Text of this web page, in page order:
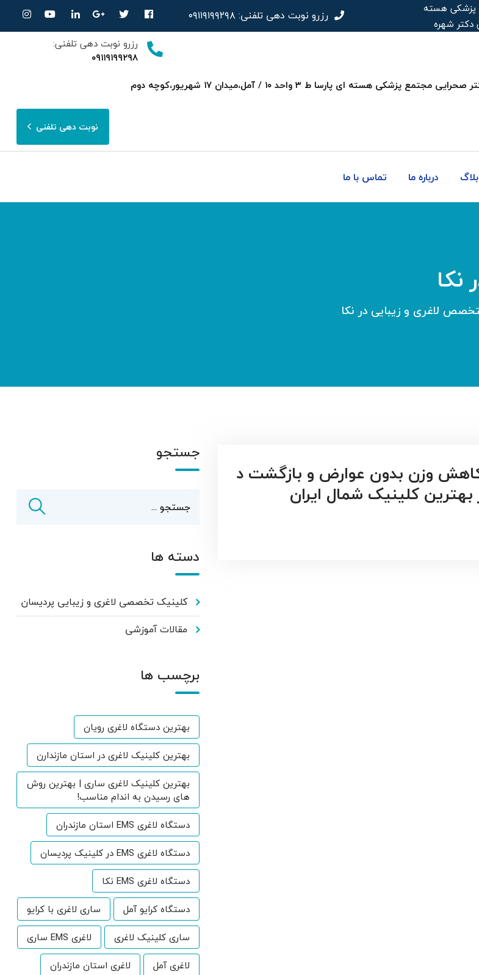
پزشکی هسته
رزرو نوبت دهی تلفنی:۰۹۱۱۹۱۹۹۲۹۸
رزرو نوبت دهی تلفنی:
۰۹۱۱۹۱۹۹۲۹۸
ساری،بلوار امیرمازندرانی روبرویی داروخانه‌ دکتر صحرایی مجتمع پزشکی هسته ای پارسا ط ۳ واحد ۱۰ / آمل،میدان ۱۷ شهریور،کوچه دوم
نوبت دهی تلفنی
درباره ما تماس با ما
لاغری و زیبایی در نکا
وزن بدون عوارض و بازگشت د
بهترین کلینیک شمال ایران
جستجو
دسته ها
کلینیک تخصصی لاغری و زیبایی پردیسان
مقالات آموزشی
برچسب ها
بهترین دستگاه لاغری رویان
بهترین کلینیک لاغری در استان مازندارن
بهترین کلینیک لاغری ساری | بهترین روش
های رسیدن به اندام مناسب!
دستگاه لاغری EMS استان مازندران
دستگاه لاغری EMS در کلینیک پردیسان
دستگاه لاغری EMS نکا
دستگاه کرایو آمل
ساری لاغری با کرایو
ساری کلینیک لاغری
لاغری EMS ساری
لاغری آمل
لاغری استان مازندران